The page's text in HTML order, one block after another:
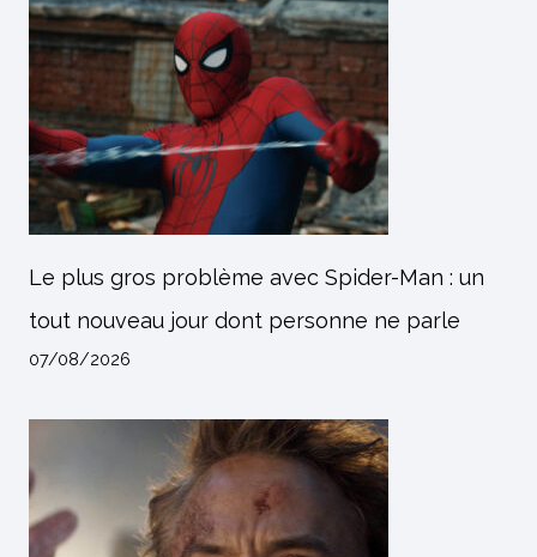
Le plus gros problème avec Spider-Man : un
tout nouveau jour dont personne ne parle
07/08/2026